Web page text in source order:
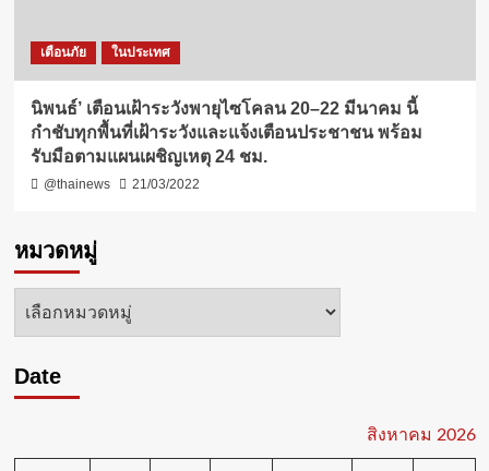
เตือนภัย ในประเทศ
นิพนธ์’ เตือนเฝ้าระวังพายุไซโคลน 20–22 มีนาคม นี้
กำชับทุกพื้นที่เฝ้าระวังและแจ้งเตือนประชาชน พร้อม
รับมือตามแผนเผชิญเหตุ 24 ชม.
@thainews 21/03/2022
หมวดหมู่
หมวด
Date
สิงหาคม 2026